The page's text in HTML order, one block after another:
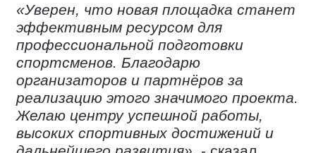
«Уверен, что новая площадка станет
эффективным ресурсом для
профессиональной подготовки
спортсменов. Благодарю
организаторов и партнёров за
реализацию этого значимого проекта.
Желаю центру успешной работы,
высоких спортивных достижений и